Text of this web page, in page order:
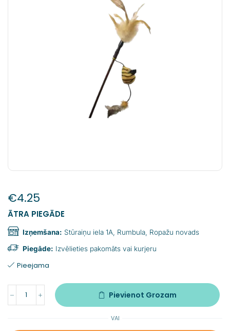
€4.25
ĀTRA PIEGĀDE
Izņemšana: Stūraiņu iela 1A, Rumbula, Ropažu novads
Piegāde: Izvēlieties pakomāts vai kurjeru
Pieejama
Pievienot Grozam
VAI